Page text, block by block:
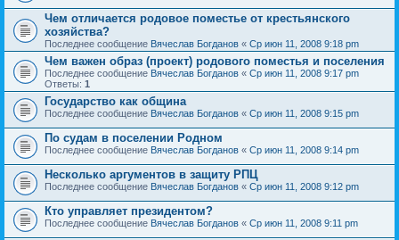
Чем отличается родовое поместье от крестьянского
хозяйства?
Последнее сообщение Вячеслав Богданов « Ср июн 11, 2008 9:18 pm
Чем важен образ (проект) родового поместья и поселения
Последнее сообщение Вячеслав Богданов « Ср июн 11, 2008 9:17 pm
Ответы: 1
Государство как община
Последнее сообщение Вячеслав Богданов « Ср июн 11, 2008 9:15 pm
По судам в поселении Родном
Последнее сообщение Вячеслав Богданов « Ср июн 11, 2008 9:14 pm
Несколько аргументов в защиту РПЦ
Последнее сообщение Вячеслав Богданов « Ср июн 11, 2008 9:12 pm
Кто управляет президентом?
Последнее сообщение Вячеслав Богданов « Ср июн 11, 2008 9:11 pm